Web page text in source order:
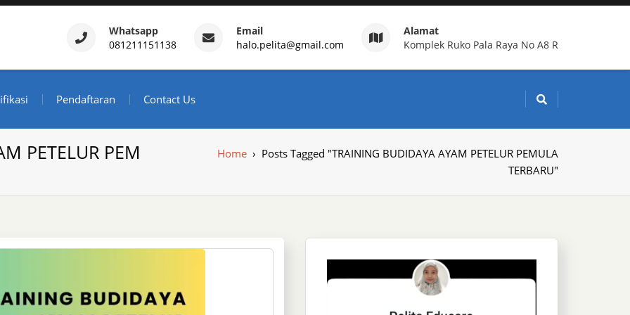
– Daftar Training Indonesia
Whatsapp
081211151138
Email
halo.pelita@gmail.com
Alamat
Komplek Ruko Pala Raya No A8 R
Pendaftaran Contact Us
PETELUR PEM Home › Posts Tagged "TRAINING BUDIDAYA AYAM PETELUR PEMULA
TERBARU"